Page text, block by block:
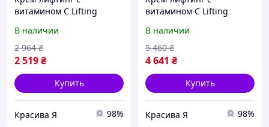
витамином С Lifting
В наличии
2 519₴
2 964 ₴
Купить
Красива Я 98%
витамином С Lifting
В наличии
4 641 ₴
5 460 ₴
Купить
Красива Я 98%